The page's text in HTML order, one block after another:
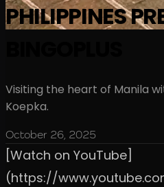
PHILIPPINES
Visiting the heart of Manila
Koepka.
October 26, 2025
[Watch on YouTube]
(https://